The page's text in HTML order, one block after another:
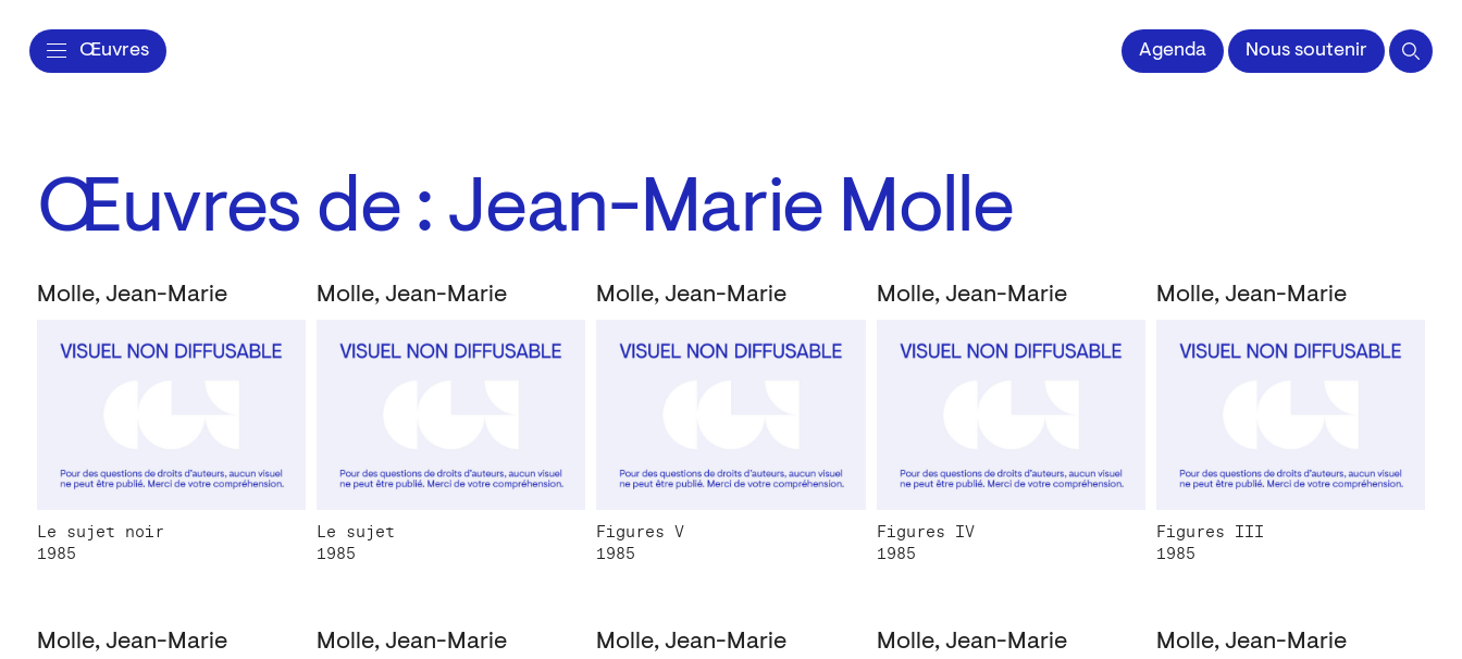
Œuvres Agenda Nous soutenir
Œuvres de : Jean-Marie Molle
Molle, Jean-Marie
Le sujet noir
1985
Molle, Jean-Marie
Le sujet
1985
Molle, Jean-Marie
Figures V
1985
Molle, Jean-Marie
Figures IV
1985
Molle, Jean-Marie
Figures III
1985
Molle, Jean-Marie Molle, Jean-Marie Molle, Jean-Marie Molle, Jean-Marie Molle, Jean-Marie